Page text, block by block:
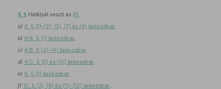
5. § Hatályát veszti az R1.
a) 4. § (1)–(2), (5), (7) és (9) bekezdése
b) 4/A. § (1) bekezdése
c) 4/B. § (2)–(4) bekezdése
d) 4/C. § (5) és (10) bekezdése
e) 8. § (1) bekezdése
f) 10. § (3), (8) és (11)–(12) bekezdése